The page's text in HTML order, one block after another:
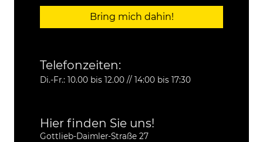
Bring mich dahin!
Telefonzeiten:
Di.-Fr.: 10.00 bis 12.00 // 14:00 bis 17:30
Hier finden Sie uns!
Gottlieb-Daimler-Straße 27